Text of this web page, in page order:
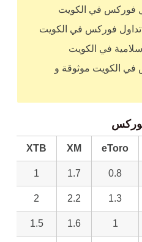
فوركس في الكويت
فوركس في الكويت
في الكويت
الكويت موثوقة و
eToro
XM
XTB
0.8
1.7
1
1.3
2.2
2
1
1.6
1.5